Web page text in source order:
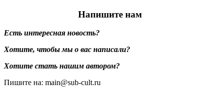
Напишите нам
Есть интересная новость?
Хотите, чтобы мы о вас написали?
Хотите стать нашим автором?
Пишите на: main@sub-cult.ru